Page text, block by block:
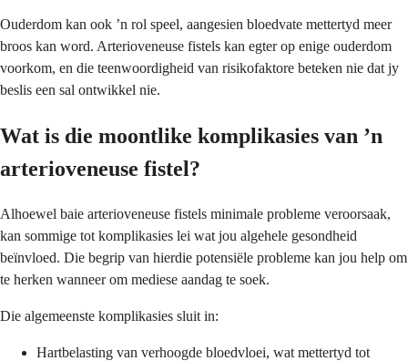
Ouderdom kan ook ’n rol speel, aangesien bloedvate mettertyd meer
broos kan word. Arterioveneuse fistels kan egter op enige ouderdom
voorkom, en die teenwoordigheid van risikofaktore beteken nie dat jy
beslis een sal ontwikkel nie.
Wat is die moontlike komplikasies van ’n
arterioveneuse fistel?
Alhoewel baie arterioveneuse fistels minimale probleme veroorsaak,
kan sommige tot komplikasies lei wat jou algehele gesondheid
beïnvloed. Die begrip van hierdie potensiële probleme kan jou help om
te herken wanneer om mediese aandag te soek.
Die algemeenste komplikasies sluit in:
Hartbelasting van verhoogde bloedvloei, wat mettertyd tot